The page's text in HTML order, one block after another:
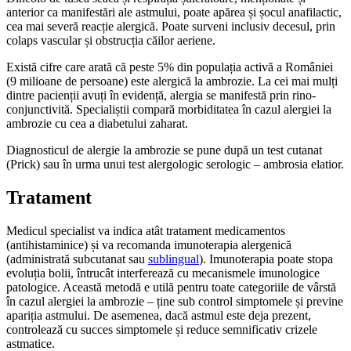
anterior ca manifestări ale astmului, poate apărea și șocul anafilactic,
cea mai severă reacție alergică. Poate surveni inclusiv decesul, prin
colaps vascular și obstrucția căilor aeriene.
Există cifre care arată că peste 5% din populația activă a României
(9 milioane de persoane) este alergică la ambrozie. La cei mai mulți
dintre pacienții avuți în evidență, alergia se manifestă prin rino-
conjunctivită. Specialiștii compară morbiditatea în cazul alergiei la
ambrozie cu cea a diabetului zaharat.
Diagnosticul de alergie la ambrozie se pune după un test cutanat
(Prick) sau în urma unui test alergologic serologic – ambrosia elatior.
Tratament
Medicul specialist va indica atât tratament medicamentos
(antihistaminice) și va recomanda imunoterapia alergenică
(administrată subcutanat sau sublingual). Imunoterapia poate stopa
evoluția bolii, întrucât interferează cu mecanismele imunologice
patologice. Această metodă e utilă pentru toate categoriile de vârstă
în cazul alergiei la ambrozie – ține sub control simptomele și previne
apariția astmului. De asemenea, dacă astmul este deja prezent,
controlează cu succes simptomele și reduce semnificativ crizele
astmatice.